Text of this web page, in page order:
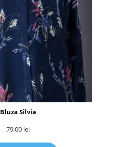
Bluza Silvia
79,00 lei